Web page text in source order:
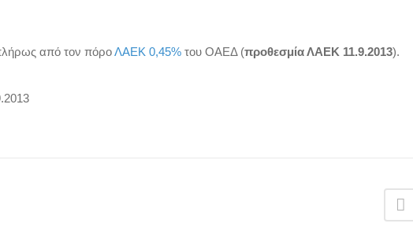
από τον πόροΛΑΕΚ 0,45% του ΟΑΕΔ (προθεσμία ΛΑΕΚ 11.9.2013).